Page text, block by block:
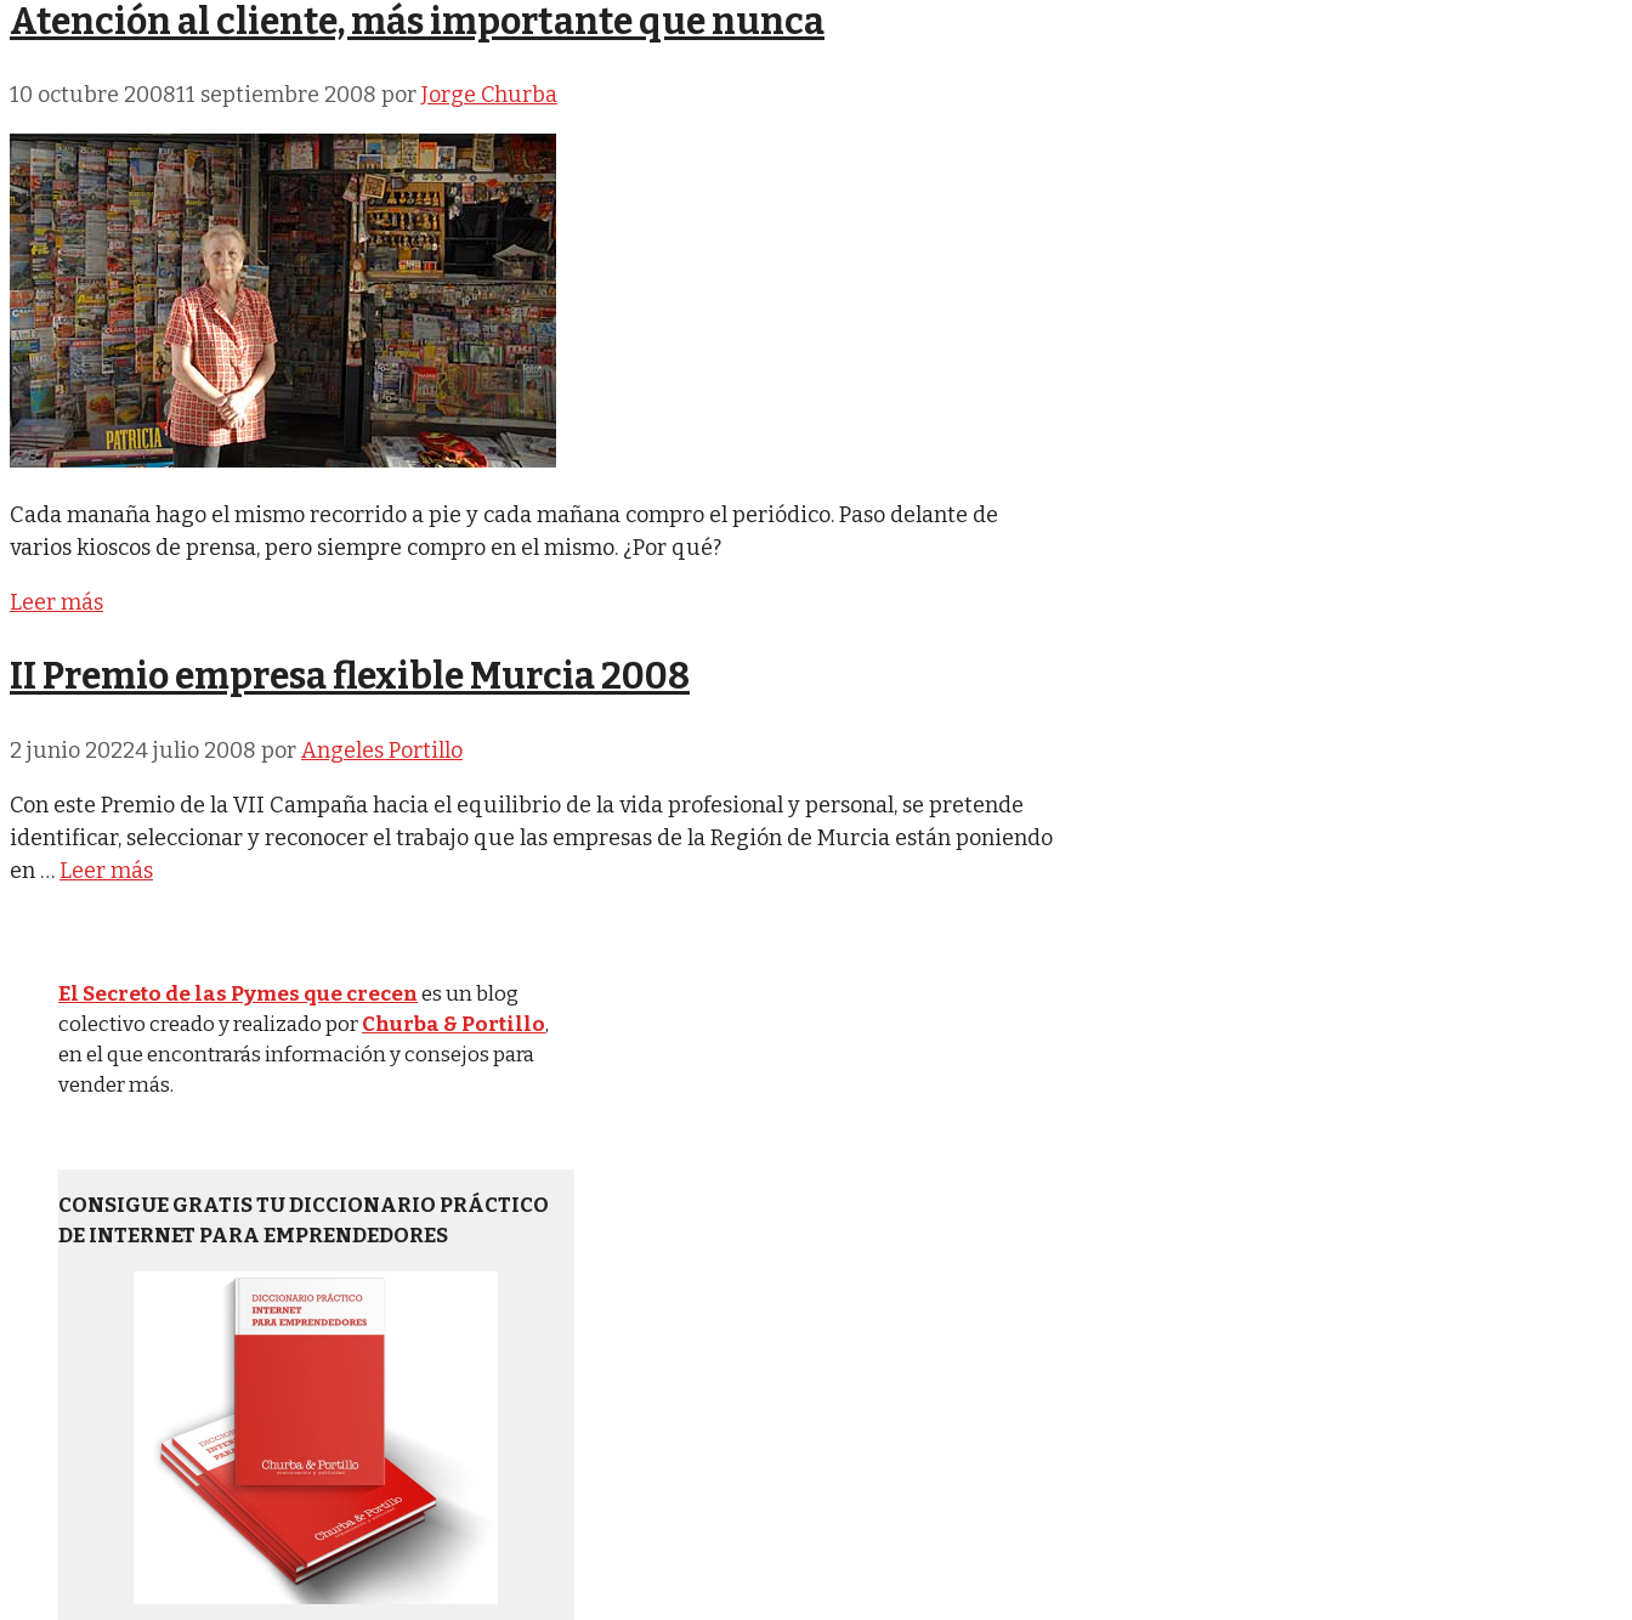
Atención al cliente, más importante que nunca
10 octubre 200811 septiembre 2008 porJorge Churba
Cada manaña hago el mismo recorrido a pie y cada mañana compro el periódico. Paso delante de
varios kioscos de prensa, pero siempre compro en el mismo. ¿Por qué?
Leer más
II Premio empresa flexible Murcia 2008
2 junio 20224 julio 2008 porAngeles Portillo
Con este Premio de la VII Campaña hacia el equilibrio de la vida profesional y personal, se pretende
identificar, seleccionar y reconocer el trabajo que las empresas de la Región de Murcia están poniendo
en … Leer más
El Secreto de las Pymes que crecenes un blog
colectivo creado y realizado porChurba & Portillo,
en el que encontrarás información y consejos para
vender más.
CONSIGUE GRATIS TU DICCIONARIO PRÁCTICO
DE INTERNET PARA EMPRENDEDORES